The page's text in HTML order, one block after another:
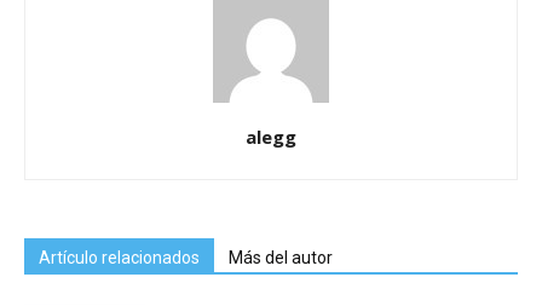
alegg
Artículo relacionados Más del autor